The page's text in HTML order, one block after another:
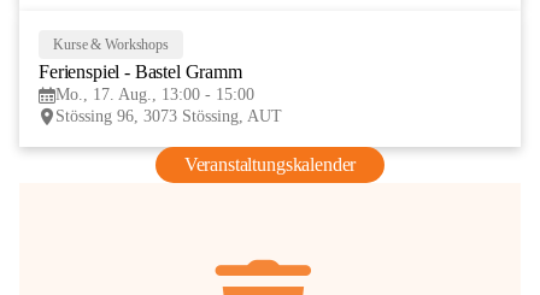
Kurse & Workshops
Ferienspiel - Bastel Gramm
Mo., 17. Aug., 13:00 - 15:00
Stössing 96, 3073 Stössing, AUT
Veranstaltungskalender